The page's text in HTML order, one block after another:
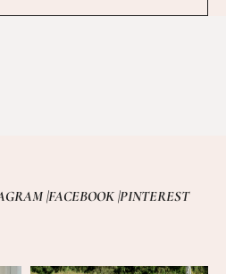
|FACEBOOK |PINTEREST